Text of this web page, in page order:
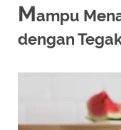
Mampu
dengan